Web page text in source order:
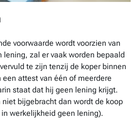
voorwaarde wordt voorzien van
lening, zal er vaak worden bepaald
te zijn tenzij de koper binnen
attest van één of meerdere
staat dat hij geen lening krijgt.
niet bijgebracht dan wordt de koop
werkelijkheid geen lening).